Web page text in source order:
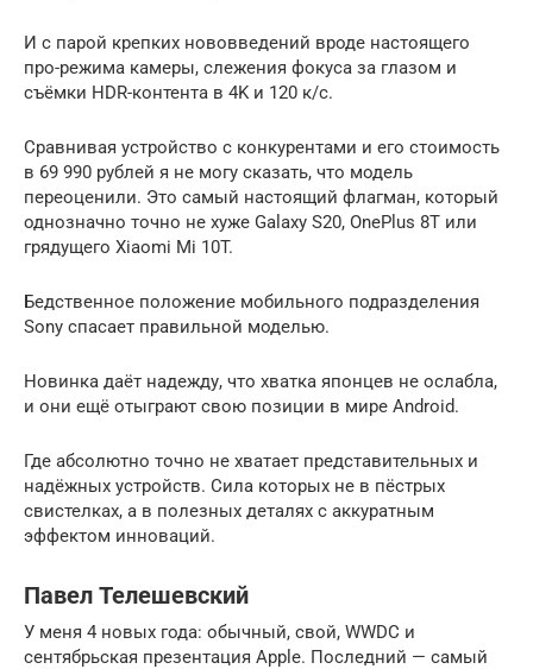
И с парой крепких нововведений вроде настоящего
про-режима камеры, слежения фокуса за глазом и
съёмки HDR-контента в 4K и 120 к/с.
Сравнивая устройство с конкурентами и его стоимость
в 69 990 рублей я не могу сказать, что модель
переоценили. Это самый настоящий флагман, который
однозначно точно не хуже Galaxy S20, OnePlus 8T или
грядущего Xiaomi Mi 10T.
Бедственное положение мобильного подразделения
Sony спасает правильной моделью.
Новинка даёт надежду, что хватка японцев не ослабла,
и они ещё отыграют свою позиции в мире Android.
Где абсолютно точно не хватает представительных и
надёжных устройств. Сила которых не в пёстрых
свистелках, а в полезных деталях с аккуратным
эффектом инноваций.
Павел Телешевский
У меня 4 новых года: обычный, свой, WWDC и
сентябрьская презентация Apple. Последний — самый